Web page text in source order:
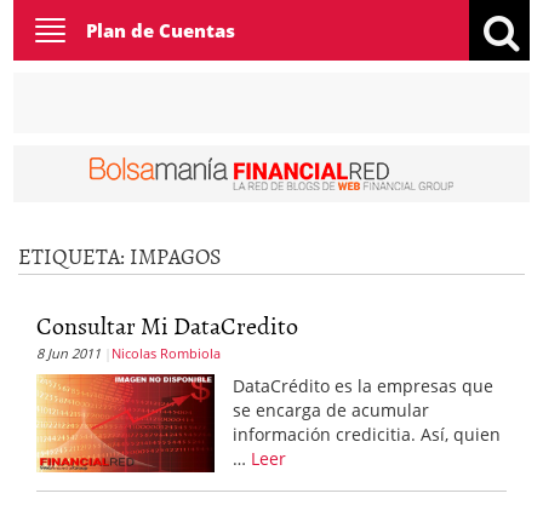
Toggle
navigation
Plan de Cuentas
ETIQUETA: IMPAGOS
Consultar Mi DataCredito
8 Jun 2011 Nicolas Rombiola
DataCrédito es la empresas que
se encarga de acumular
información credicitia. Así, quien
… Leer